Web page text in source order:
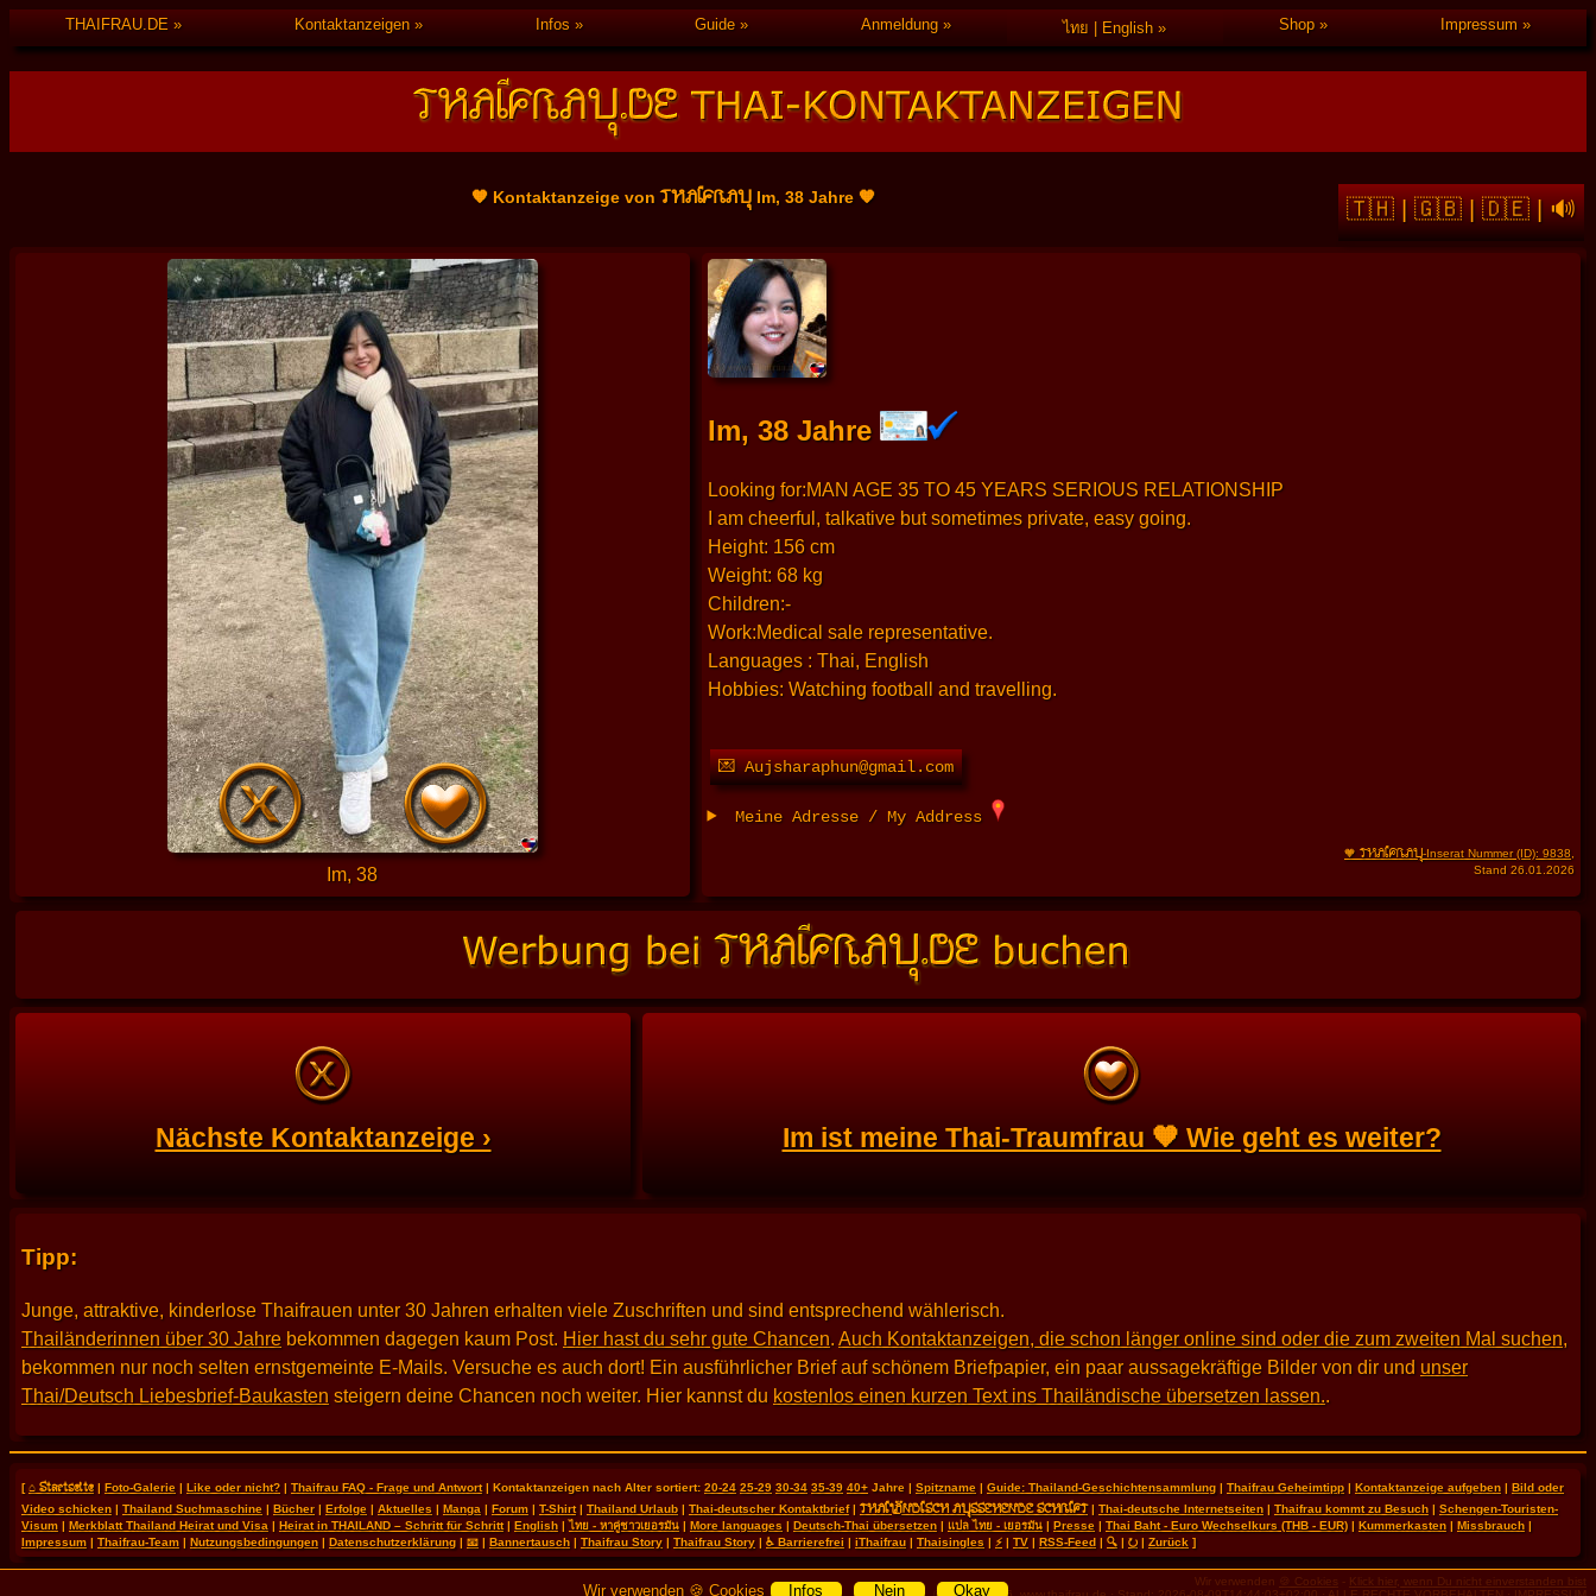
THAIFRAU.DE Kontaktanzeigen Infos Guide Anmeldung ไทย | English Shop Impressum
🇹🇭|🇬🇧|🇩🇪|🔊
🧡 Kontaktanzeige vonTHAIFRAUIm, 38 Jahre 🧡
Im, 38
Im, 38 Jahre
Looking for:MAN AGE 35 TO 45 YEARS SERIOUS RELATIONSHIP
I am cheerful, talkative but sometimes private, easy going.
Height: 156 cm
Weight: 68 kg
Children:-
Work:Medical sale representative.
Languages : Thai, English
Hobbies: Watching football and travelling.
💌 Aujsharaphun@gmail.com
Meine Adresse / My Address
🧡 THAIFRAU-Inserat Nummer (ID): 9838,
Stand 26.01.2026
Nächste Kontaktanzeige › Im ist meine Thai-Traumfrau 🧡 Wie geht es weiter?
Tipp:
Junge, attraktive, kinderlose Thaifrauen unter 30 Jahren erhalten viele Zuschriften und sind entsprechend wählerisch.
Thailänderinnen über 30 Jahre bekommen dagegen kaum Post. Hier hast du sehr gute Chancen. Auch Kontaktanzeigen, die schon länger online sind oder die zum zweiten Mal suchen,
bekommen nur noch selten ernstgemeinte E-Mails. Versuche es auch dort! Ein ausführlicher Brief auf schönem Briefpapier, ein paar aussagekräftige Bilder von dir und unser
Thai/Deutsch Liebesbrief-Baukasten steigern deine Chancen noch weiter. Hier kannst du kostenlos einen kurzen Text ins Thailändische übersetzen lassen..
[⌂ Startseite| Foto-Galerie | Like oder nicht? | Thaifrau FAQ - Frage und Antwort| Kontaktanzeigen nach Alter sortiert: 20-24 25-29 30-34 35-39 40+ Jahre | Spitzname | Guide: Thailand-Geschichtensammlung| Thaifrau Geheimtipp| Kontaktanzeige aufgeben| Bild oder
Video schicken| Thailand Suchmaschine | Bücher | Erfolge | Aktuelles | Manga | Forum | T-Shirt| Thailand Urlaub| Thai-deutscher Kontaktbrief| THAILÄNDISCH AUSSEHENDE SCHRIFT| Thai-deutsche Internetseiten| Thaifrau kommt zu Besuch| Schengen-Touristen-
Visum | Merkblatt Thailand Heirat und Visa | Heirat in THAILAND – Schritt für Schritt| English|ไทย - หาคู่ชาวเยอรมัน| More languages | Deutsch-Thai übersetzen| แปล ไทย - เยอรมัน| Presse | Thai Baht - Euro Wechselkurs (THB - EUR)| Kummerkasten| Missbrauch|
Impressum | Thaifrau-Team | Nutzungsbedingungen| Datenschutzerklärung| 📧| Bannertausch| Thaifrau Story | Thaifrau Story | ♿ Barrierefrei | iThaifrau| Thaisingles | ⚡ | TV | RSS-Feed| 🔍 | ⭮| Zurück ]
Wir verwenden 🍪 Cookies - Klick hier, wenn Du nicht einverstanden bist
Wir verwenden 🍪 Cookies Infos Nein Okay